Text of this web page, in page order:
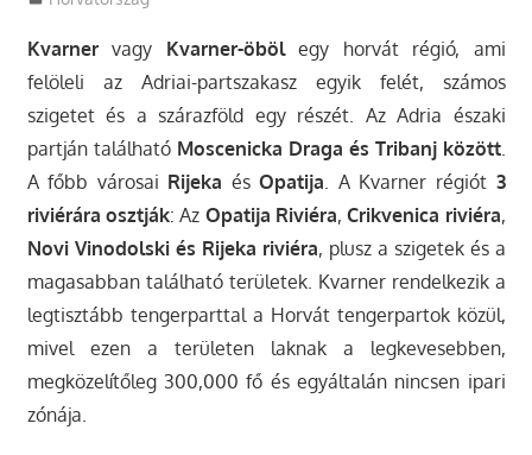
Kvarnervagy Kvarner-öbölegy horvát régió, ami
felöleli az Adriai-partszakasz egyik felét, számos
szigetet és a szárazföld egy részét. Az Adria északi
partján található Moscenicka Draga és Tribanj között.
A főbb városai Rijeka ésOpatija. A Kvarner régiót 3
riviérára osztják: Az Opatija Riviéra,Crikvenica riviéra,
Novi Vinodolski és Rijeka riviéra, plusz a szigetek és a
magasabban található területek. Kvarner rendelkezik a
legtisztább tengerparttal a Horvát tengerpartok közül,
mivel ezen a területen laknak a legkevesebben,
megközelítőleg 300,000 fő és egyáltalán nincsen ipari
zónája.